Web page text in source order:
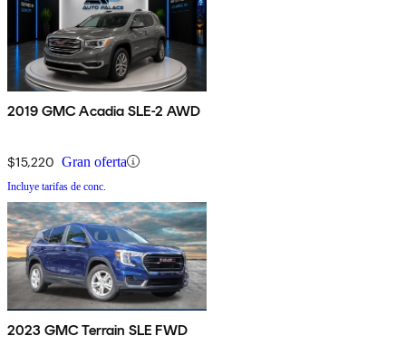
2019 GMC Acadia SLE-2 AWD
$15,220 Gran oferta
Incluye tarifas de conc.
2023 GMC Terrain SLE FWD